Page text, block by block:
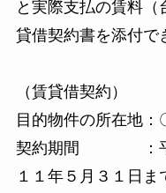
と実際支払の賃料
貸借契約書を添付で
（賃貸借契約）
目的物件の所在地：
契約期間 ：平成
１１年５月３１日ま